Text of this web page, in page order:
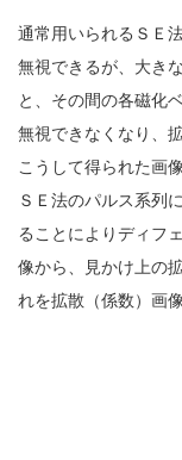
通常用いられるＳＥ
無視できるが、大き
と、その間の各磁化
無視できなくなり、
こうして得られた画
ＳＥ法のパルス系列
ることによりディフ
像から、見かけ上の
れを拡散（係数）画